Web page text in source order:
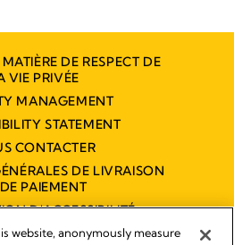
DE RESPECT DE
VIE PRIVÉE
MANAGEMENT
STATEMENT
CONTACTER
DE LIVRAISON
PAIEMENT
D'ACCESSIBILITÉ
website, anonymously measure